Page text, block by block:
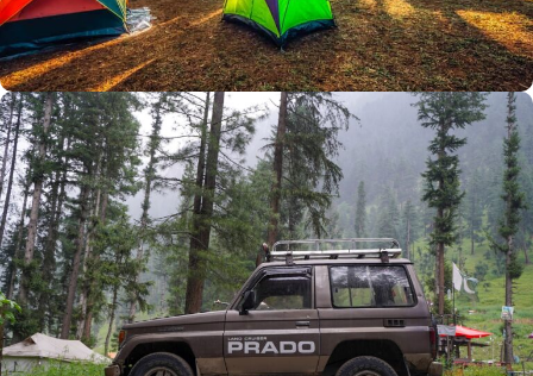
Büyük Yaz İndirimi
0
Günler
00
Hr
00
Min
00
SSK
Alışverişe Başla